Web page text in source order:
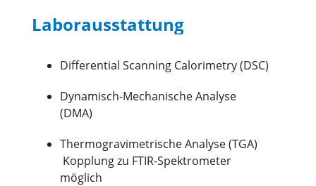
Laborausstattung
Differential Scanning Calorimetry (DSC)
Dynamisch-Mechanische Analyse
(DMA)
Thermogravimetrische Analyse (TGA)
Kopplung zu FTIR-Spektrometer
möglich